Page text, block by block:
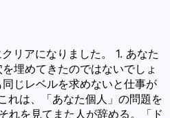
リアになりました。 1. あなた
埋めてきたのではないでしょ
じレベルを求めないと仕事が
れは、「あなた個人」の問題を
れを見てまた人が辞める。「ド